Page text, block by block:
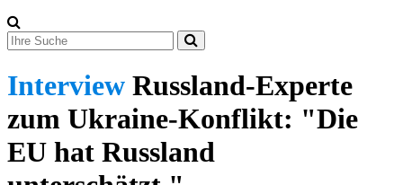
Interview Russland-Experte
zum Ukraine-Konflikt: "Die
EU hat Russland